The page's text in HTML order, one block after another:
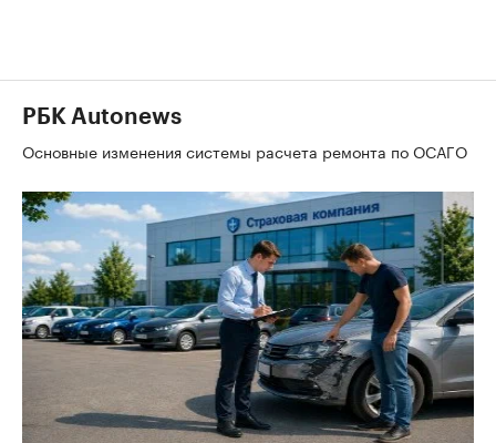
РБК Autonews
Основные изменения системы расчета ремонта по ОСАГО